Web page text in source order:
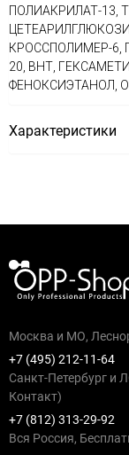
ПОЛИАКРИЛАТ-13,
КРОССПОЛИМЕР-6,
20, ВНТ,
ФЕНОКСИЭТАНОЛ,
Характеристики
Москва и МО,
+7 (495) 212-11-64
Санкт-Петербург и
Контакт)
+7 (812) 313-29-92
Вся Россия,